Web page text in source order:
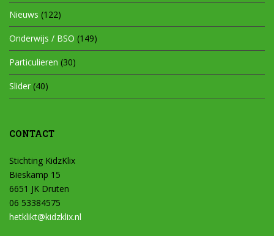
Nieuws (122)
Onderwijs / BSO (149)
Particulieren (30)
Slider (40)
CONTACT
Stichting KidzKlix
Bieskamp 15
6651 JK Druten
06 53384575
hetklikt@kidzklix.nl